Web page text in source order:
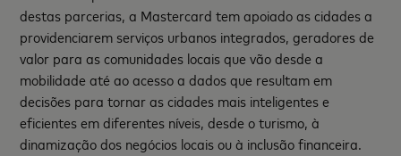
destas parcerias, a Mastercard tem apoiado as cidades a
providenciarem serviços urbanos integrados, geradores de
valor para as comunidades locais que vão desde a
mobilidade até ao acesso a dados que resultam em
decisões para tornar as cidades mais inteligentes e
eficientes em diferentes níveis, desde o turismo, à
dinamização dos negócios locais ou à inclusão financeira.